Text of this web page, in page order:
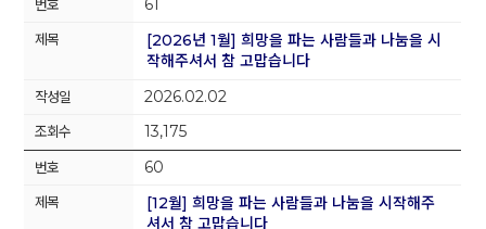
61
[2026년 1월] 희망을 파는 사람들과 나눔을 시
작해주셔서 참 고맙습니다
2026.02.02
13,175
60
[12월] 희망을 파는 사람들과 나눔을 시작해주
셔서 참 고맙습니다